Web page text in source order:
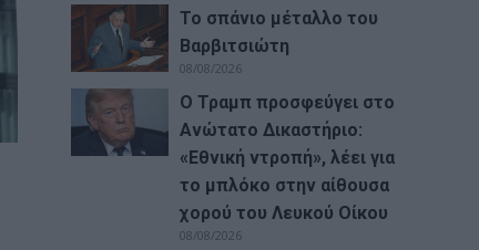
Το σπάνιο μέταλλο του
Βαρβιτσιώτη
08/08/2026
Ο Τραμπ προσφεύγει στο
Ανώτατο Δικαστήριο:
«Εθνική ντροπή», λέει για
το μπλόκο στην αίθουσα
χορού του Λευκού Οίκου
08/08/2026